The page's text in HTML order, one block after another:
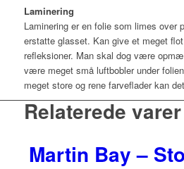
Laminering
Laminering er en folie som limes over
erstatte glasset. Kan give et meget
refleksioner. Man skal dog være
være meget små luftbobler under
meget store og rene farveflader kan
Relaterede varer
Martin Bay –